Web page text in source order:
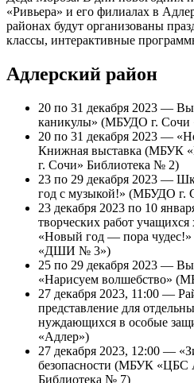
«Ривьера» и его филиалах в
районах будут организованы
классы, интерактивные
Адлерский район
20 по 31 декабря 2023 —
каникулы» (МБУДО г.
20 по 31 декабря 2023 —
Книжная выставка (МБУК
г. Сочи» Библиотека № 2)
23 по 29 декабря 2023 —
год с музыкой!» (МБУДО
23 декабря 2023 по 10
творческих работ
«Новый год — пора
«ДШИ № 3»)
25 по 29 декабря 2023 —
«Нарисуем волшебство»
27 декабря 2023, 11:00 —
представление для
нуждающихся в особые
«Адлер»)
27 декабря 2023, 12:00 —
безопасности (МБУК «ЦБС
Библиотека № 7)